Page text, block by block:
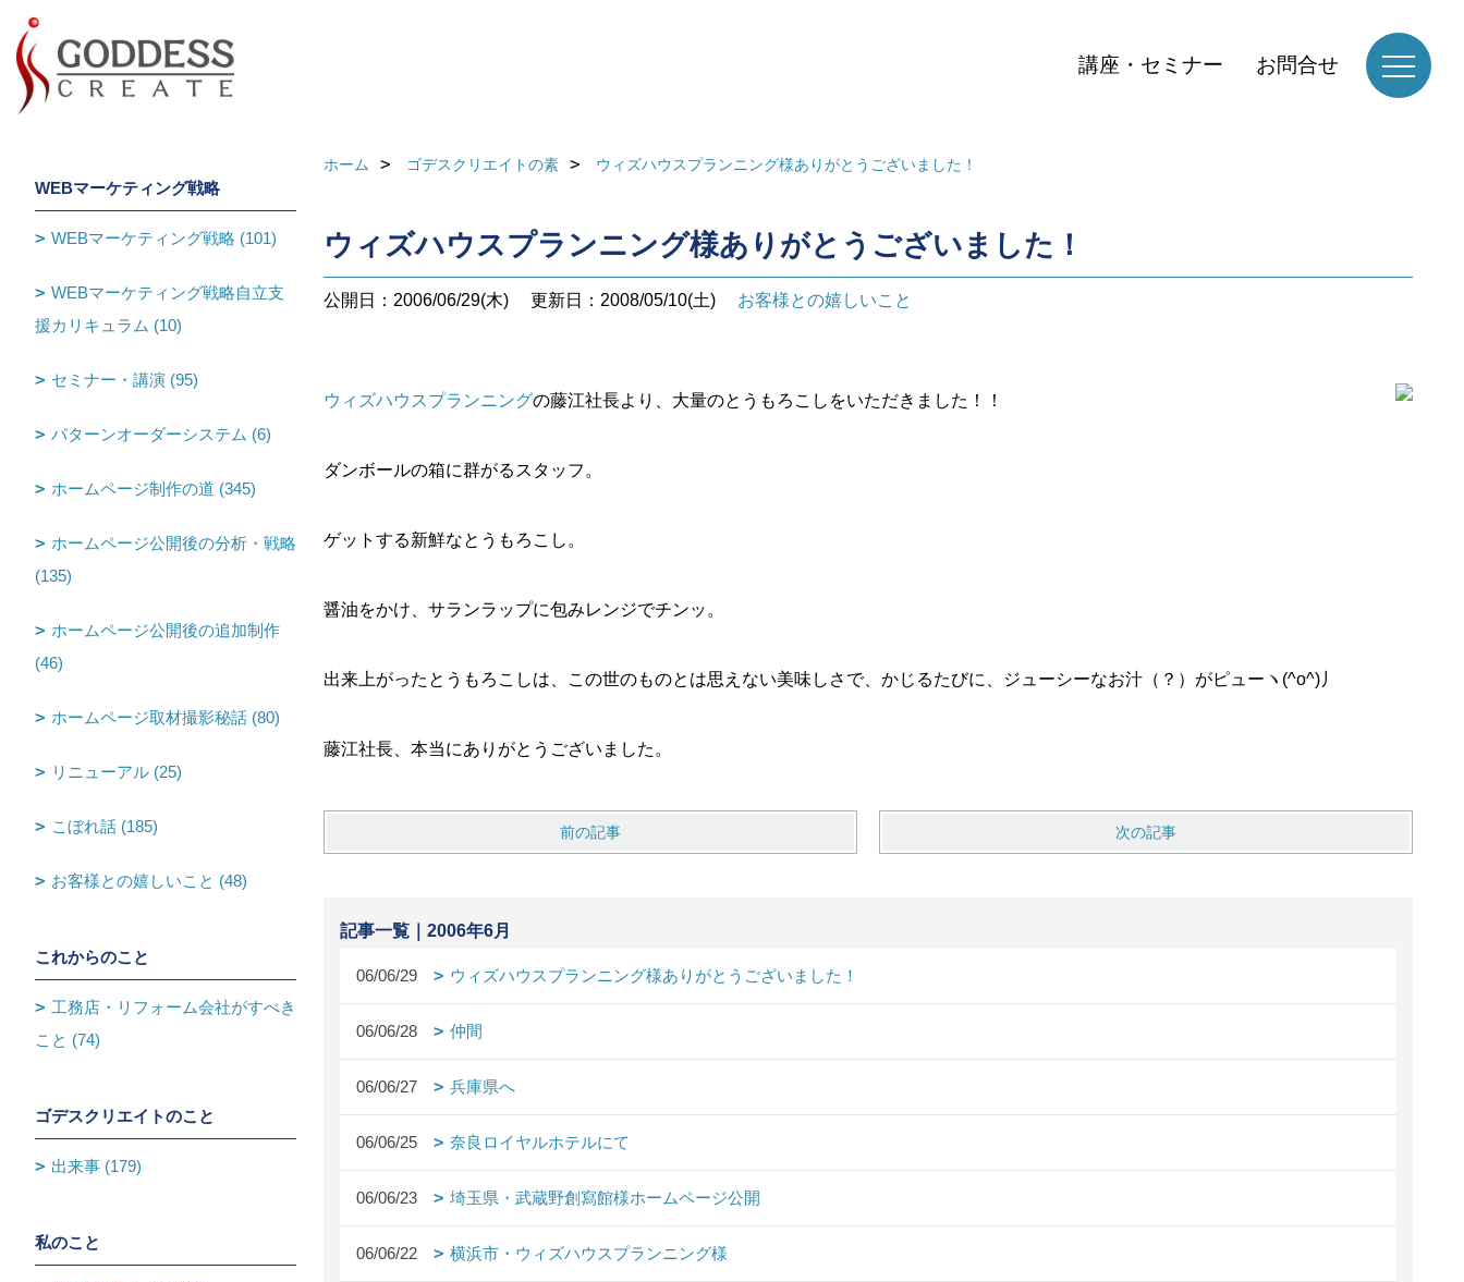
講座・セミナー お問合せ
ホーム ゴデスクリエイトの素 ウィズハウスプランニング様ありがとうございました！
ウィズハウスプランニング様ありがとうございました！
公開日：2006/06/29(木) 更新日：2008/05/10(土) お客様との嬉しいこと
ウィズハウスプランニングの藤江社長より、大量のとうもろこしをいただきました！！
ダンボールの箱に群がるスタッフ。
ゲットする新鮮なとうもろこし。
醤油をかけ、サランラップに包みレンジでチンッ。
出来上がったとうもろこしは、この世のものとは思えない美味しさで、かじるたびに、ジューシーなお汁（？）がピューヽ(^o^)丿
藤江社長、本当にありがとうございました。
前の記事 次の記事
記事一覧｜2006年6月
06/06/29 ウィズハウスプランニング様ありがとうございました！
06/06/28 仲間
06/06/27 兵庫県へ
06/06/25 奈良ロイヤルホテルにて
06/06/23 埼玉県・武蔵野創寫館様ホームページ公開
06/06/22 横浜市・ウィズハウスプランニング様
WEBマーケティング戦略
WEBマーケティング戦略 (101)
WEBマーケティング戦略自立支
援カリキュラム (10)
セミナー・講演 (95)
パターンオーダーシステム (6)
ホームページ制作の道 (345)
ホームページ公開後の分析・戦略
(135)
ホームページ公開後の追加制作
(46)
ホームページ取材撮影秘話 (80)
リニューアル (25)
こぼれ話 (185)
お客様との嬉しいこと (48)
これからのこと
工務店・リフォーム会社がすべき
こと (74)
ゴデスクリエイトのこと
出来事 (179)
私のこと